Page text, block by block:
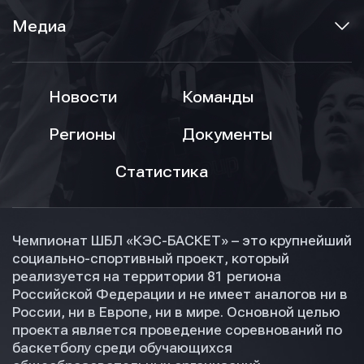
Медиа
Новости
Команды
Регионы
Документы
Статистика
Чемпионат ШБЛ «КЭС-БАСКЕТ» – это крупнейший
социально-спортивный проект, который
реализуется на территории 81 региона
Российской Федерации и не имеет аналогов ни в
России, ни в Европе, ни в мире. Основной целью
проекта является проведение соревнований по
баскетболу среди обучающихся
Отправить
Отправить